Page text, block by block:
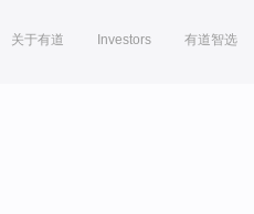
关于有道 Investors 有道智选